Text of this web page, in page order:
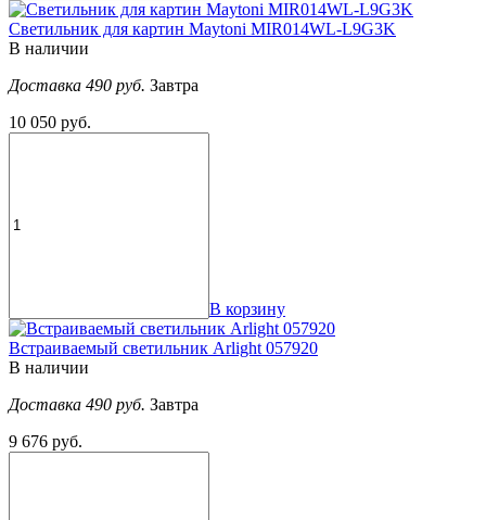
Светильник для картин Maytoni MIR014WL-L9G3K
В наличии
Доставка 490 руб. Завтра
10 050 руб.
В корзину
Встраиваемый светильник Arlight 057920
В наличии
Доставка 490 руб. Завтра
9 676 руб.